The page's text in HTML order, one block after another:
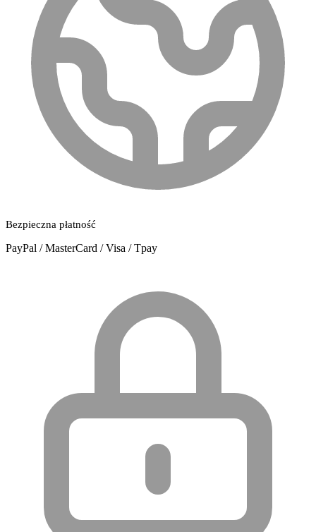
Bezpieczna płatność
PayPal / MasterCard / Visa / Tpay